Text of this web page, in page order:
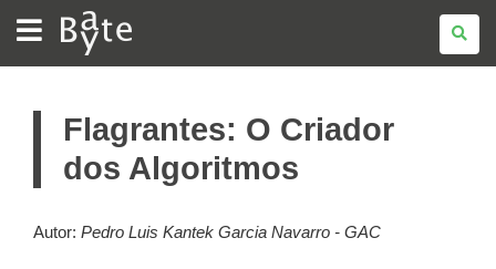
BATE
BYTE
Flagrantes: O Criador
dos Algoritmos
Autor: Pedro Luis Kantek Garcia Navarro - GAC